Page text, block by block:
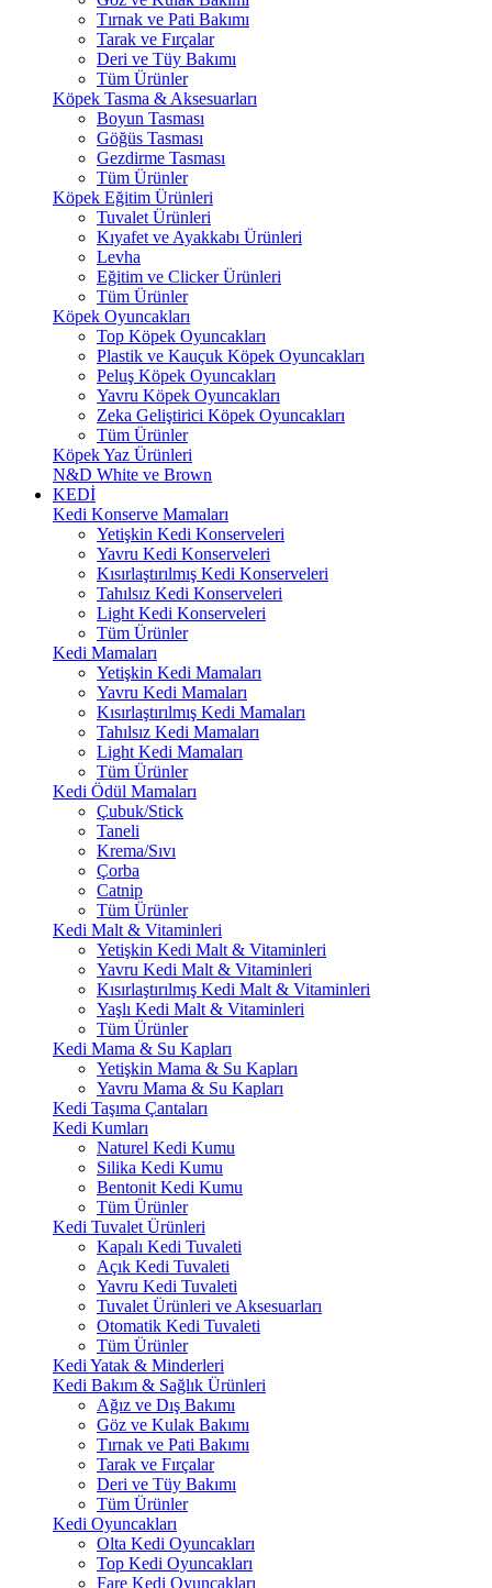
Tırnak ve Pati Bakımı
Tarak ve Fırçalar
Deri ve Tüy Bakımı
Tüm Ürünler
Köpek Tasma & Aksesuarları
Boyun Tasması
Göğüs Tasması
Gezdirme Tasması
Tüm Ürünler
Köpek Eğitim Ürünleri
Tuvalet Ürünleri
Kıyafet ve Ayakkabı Ürünleri
Levha
Eğitim ve Clicker Ürünleri
Tüm Ürünler
Köpek Oyuncakları
Top Köpek Oyuncakları
Plastik ve Kauçuk Köpek Oyuncakları
Peluş Köpek Oyuncakları
Yavru Köpek Oyuncakları
Zeka Geliştirici Köpek Oyuncakları
Tüm Ürünler
Köpek Yaz Ürünleri
N&D White ve Brown
KEDİ
Kedi Konserve Mamaları
Yetişkin Kedi Konserveleri
Yavru Kedi Konserveleri
Kısırlaştırılmış Kedi Konserveleri
Tahılsız Kedi Konserveleri
Light Kedi Konserveleri
Tüm Ürünler
Kedi Mamaları
Yetişkin Kedi Mamaları
Yavru Kedi Mamaları
Kısırlaştırılmış Kedi Mamaları
Tahılsız Kedi Mamaları
Light Kedi Mamaları
Tüm Ürünler
Kedi Ödül Mamaları
Çubuk/Stick
Taneli
Krema/Sıvı
Çorba
Catnip
Tüm Ürünler
Kedi Malt & Vitaminleri
Yetişkin Kedi Malt & Vitaminleri
Yavru Kedi Malt & Vitaminleri
Kısırlaştırılmış Kedi Malt & Vitaminleri
Yaşlı Kedi Malt & Vitaminleri
Tüm Ürünler
Kedi Mama & Su Kapları
Yetişkin Mama & Su Kapları
Yavru Mama & Su Kapları
Kedi Taşıma Çantaları
Kedi Kumları
Naturel Kedi Kumu
Silika Kedi Kumu
Bentonit Kedi Kumu
Tüm Ürünler
Kedi Tuvalet Ürünleri
Kapalı Kedi Tuvaleti
Açık Kedi Tuvaleti
Yavru Kedi Tuvaleti
Tuvalet Ürünleri ve Aksesuarları
Otomatik Kedi Tuvaleti
Tüm Ürünler
Kedi Yatak & Minderleri
Kedi Bakım & Sağlık Ürünleri
Ağız ve Dış Bakımı
Göz ve Kulak Bakımı
Tırnak ve Pati Bakımı
Tarak ve Fırçalar
Deri ve Tüy Bakımı
Tüm Ürünler
Kedi Oyuncakları
Olta Kedi Oyuncakları
Top Kedi Oyuncakları
Fare Kedi Oyuncakları